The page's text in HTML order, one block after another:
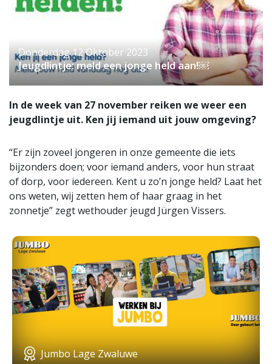
Donderdag 12 Oktober 2023
Jeugdlintje: meld een jonge held aan!￼
In de week van 27 november reiken we weer een
jeugdlintje uit. Ken jij iemand uit jouw omgeving?
“Er zijn zoveel jongeren in onze gemeente die iets
bijzonders doen; voor iemand anders, voor hun straat
of dorp, voor iedereen. Kent u zo’n jonge held? Laat het
ons weten, wij zetten hem of haar graag in het
zonnetje” zegt wethouder jeugd Jürgen Vissers.
Jumbo Lage Zwaluwe